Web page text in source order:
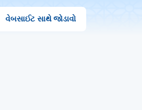
વેબસાઈટ સાથે જોડાવો